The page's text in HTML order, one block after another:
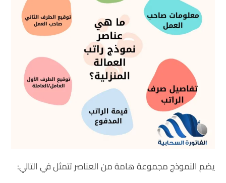
يضم النموذج مجموعة هامة من العناصر تتمثل في التالي: